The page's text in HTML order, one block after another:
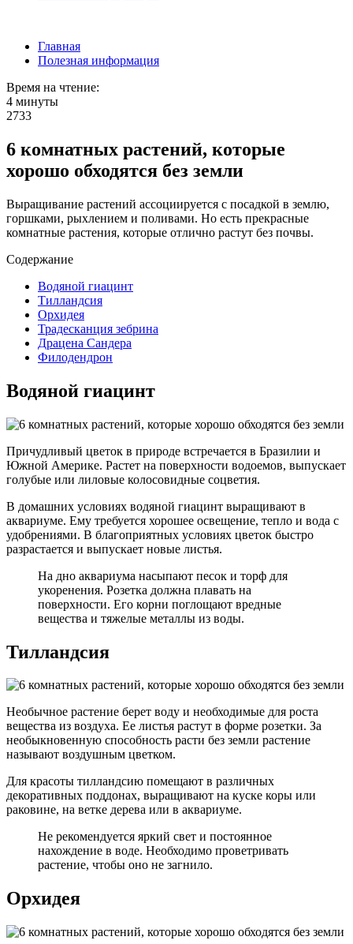
Главная
Полезная информация
Время на чтение:
4 минуты
2733
6 комнатных растений, которые
хорошо обходятся без земли
Выращивание растений ассоциируется с посадкой в землю,
горшками, рыхлением и поливами. Но есть прекрасные
комнатные растения, которые отлично растут без почвы.
Содержание
Водяной гиацинт
Тилландсия
Орхидея
Традесканция зебрина
Драцена Сандера
Филодендрон
Водяной гиацинт
Причудливый цветок в природе встречается в Бразилии и
Южной Америке. Растет на поверхности водоемов, выпускает
голубые или лиловые колосовидные соцветия.
В домашних условиях водяной гиацинт выращивают в
аквариуме. Ему требуется хорошее освещение, тепло и вода с
удобрениями. В благоприятных условиях цветок быстро
разрастается и выпускает новые листья.
На дно аквариума насыпают песок и торф для
укоренения. Розетка должна плавать на
поверхности. Его корни поглощают вредные
вещества и тяжелые металлы из воды.
Тилландсия
Необычное растение берет воду и необходимые для роста
вещества из воздуха. Ее листья растут в форме розетки. За
необыкновенную способность расти без земли растение
называют воздушным цветком.
Для красоты тилландсию помещают в различных
декоративных поддонах, выращивают на куске коры или
раковине, на ветке дерева или в аквариуме.
Не рекомендуется яркий свет и постоянное
нахождение в воде. Необходимо проветривать
растение, чтобы оно не загнило.
Орхидея